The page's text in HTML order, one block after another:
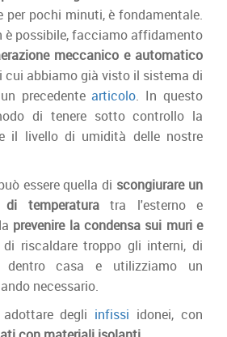
per pochi minuti, è fondamentale.
è possibile, facciamo affidamento
meccanico e automatico
cui abbiamo già visto il sistema di
precedentearticolo. In questo
di tenere sotto controllo la
il livello di umidità delle nostre
essere quella di scongiurare un
temperaturatra l'esterno e
prevenire la condensa sui muri e
riscaldare troppo gli interni, di
dentro casa e utilizziamo un
necessario.
degli infissi idonei, con